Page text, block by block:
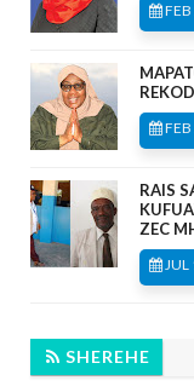
RAIS
ZEC
JUL
SHEREHE